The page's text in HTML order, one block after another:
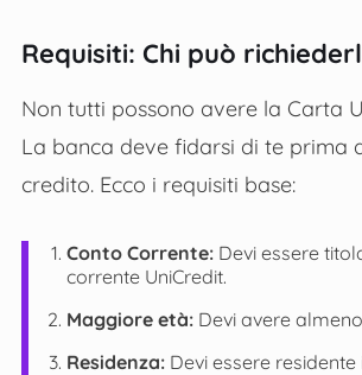
Requisiti: Chi può
Non tutti possono avere la Carta
La banca deve fidarsi di te prima
credito. Ecco i requisiti base:
Conto Corrente:Devi essere
corrente UniCredit.
Maggiore età:Devi avere almeno
Residenza:Devi essere residente